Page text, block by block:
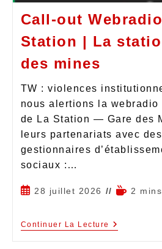
Call-out
Station | La
des mines
TW : violences
nous alertions la webradio
de La Station — Gare des
leurs partenariats avec
gestionnaires
sociaux :…
28 juillet 2026 2
Continuer La Lecture